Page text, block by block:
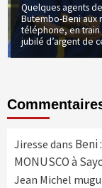
Quelques agents
Butembo-Beni aux
téléphone, en train
jubilé d’argent de
Jiresse dans Beni
MONUSCO à
Jean Michel